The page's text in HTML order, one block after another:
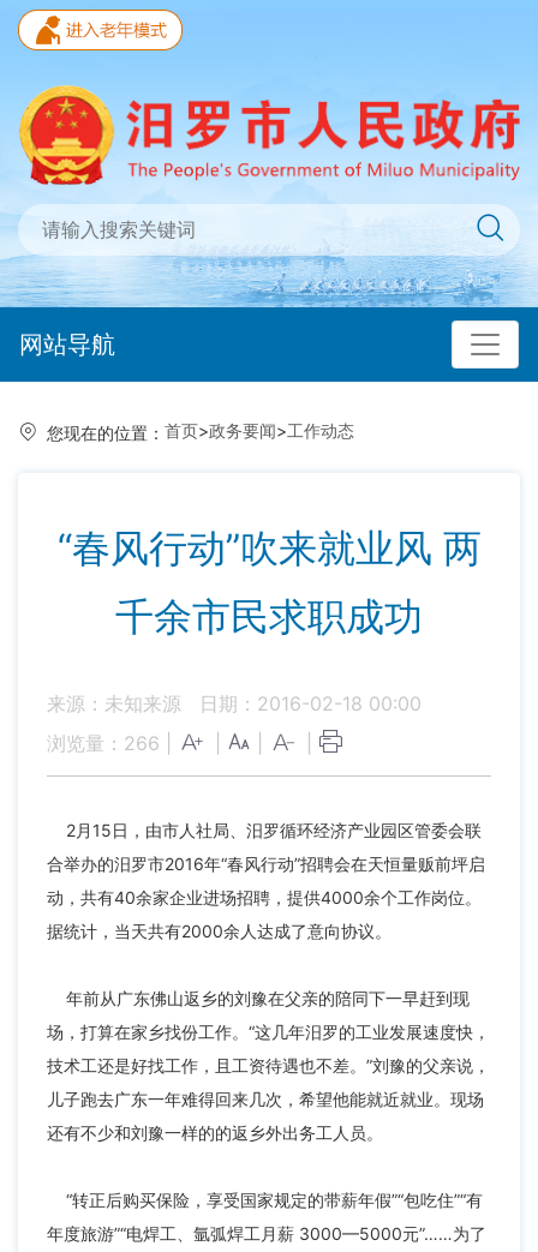
网站导航
您现在的位置： 首页>政务要闻>工作动态
“春风行动”吹来就业风 两
千余市民求职成功
来源：未知来源
日期：2016-02-18 00:00
浏览量： 266
2月15日，由市人社局、汨罗循环经济产业园区管委会联
合举办的汨罗市2016年“春风行动”招聘会在天恒量贩前坪启
动，共有40余家企业进场招聘，提供4000余个工作岗位。
据统计，当天共有2000余人达成了意向协议。
年前从广东佛山返乡的刘豫在父亲的陪同下一早赶到现
场，打算在家乡找份工作。“这几年汨罗的工业发展速度快，
技术工还是好找工作，且工资待遇也不差。”刘豫的父亲说，
儿子跑去广东一年难得回来几次，希望他能就近就业。现场
还有不少和刘豫一样的的返乡外出务工人员。
“转正后购买保险，享受国家规定的带薪年假”“包吃住”“有
年度旅游”“电焊工 氩弧焊工 月薪 3000—5000元”……为了